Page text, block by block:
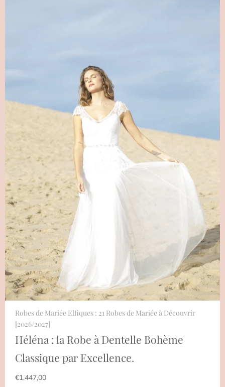
Robes de Mariée Elfiques : 21 Robes de Mariée à Découvrir
[2026/2027]
Héléna : la Robe à Dentelle Bohème
Classique par Excellence.
€1.447,00